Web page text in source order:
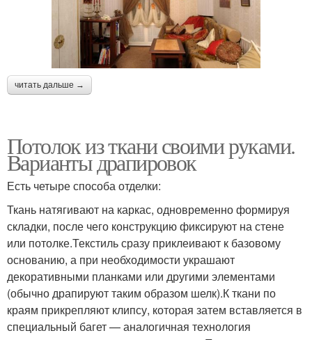
читать дальше →
Потолок из ткани своими руками.
Варианты драпировок
Есть четыре способа отделки:
Ткань натягивают на каркас, одновременно формируя
складки, после чего конструкцию фиксируют на стене
или потолке.Текстиль сразу приклеивают к базовому
основанию, а при необходимости украшают
декоративными планками или другими элементами
(обычно драпируют таким образом шелк).К ткани по
краям прикрепляют клипсу, которая затем вставляется в
специальный багет — аналогичная технология